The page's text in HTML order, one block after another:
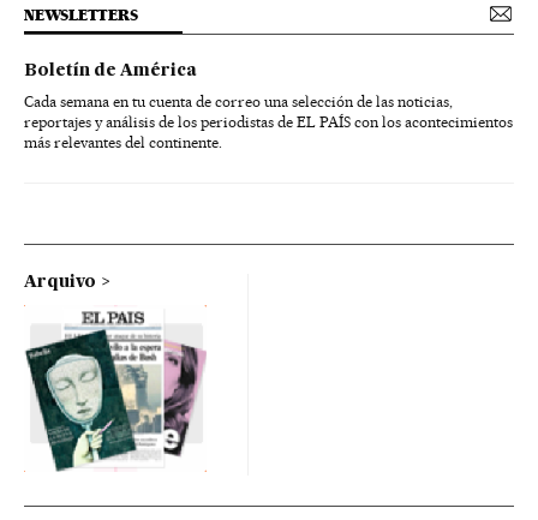
NEWSLETTERS
Boletín de América
Cada semana en tu cuenta de correo una selección de las noticias,
reportajes y análisis de los periodistas de EL PAÍS con los acontecimientos
más relevantes del continente.
Arquivo